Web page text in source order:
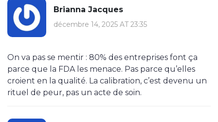
Brianna Jacques
décembre 14, 2025 AT 23:35
On va pas se mentir : 80% des entreprises font ça
parce que la FDA les menace. Pas parce qu’elles
croient en la qualité. La calibration, c’est devenu un
rituel de peur, pas un acte de soin.